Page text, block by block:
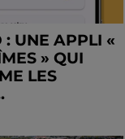
: UNE APPLI «
» QUI
LES